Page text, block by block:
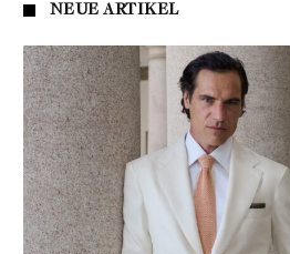
NEUE ARTIKEL